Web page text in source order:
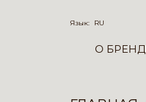
Язык: RU
О